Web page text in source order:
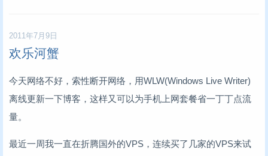
2011年7月9日
欢乐河蟹
今天网络不好，索性断开网络，用WLW(Windows Live Writer)
离线更新一下博客，这样又可以为手机上网套餐省一丁丁点流
量。
最近一周我一直在折腾国外的VPS，连续买了几家的VPS来试